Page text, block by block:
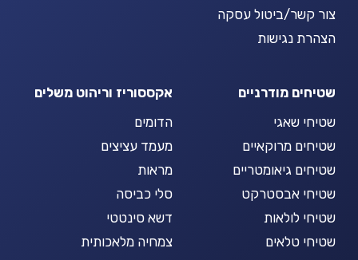
צור קשר/ביטול עסקה
הצהרת נגישות
שטיחים מודרניים
שטיחי שאגי
שטיחים מרוקאיים
שטיחים גיאומטריים
שטיחי אבסטרקט
שטיחי לולאות
שטיחי טלאים
אקססוריז וריהוט משלים
הדומים
מעמד עציצים
מראות
סלי כביסה
דשא סינטטי
צמחיה מלאכותית